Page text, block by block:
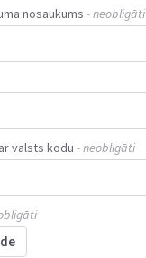
nosaukums - neobligāti
valsts kodu - neobligāti